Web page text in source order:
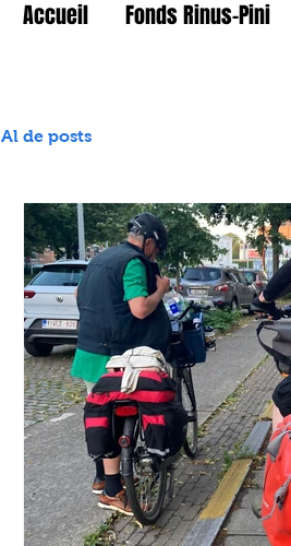
Accueil Fonds Rinus-Pini
Al de posts